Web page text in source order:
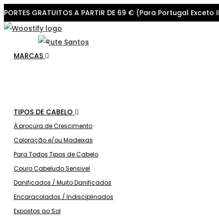
PORTES GRATUITOS A PARTIR DE 69 € (Para Portugal Exceto
Skip
navigation
Skip
content
MARCAS
TIPOS DE CABELO
À procura de Crescimento
Coloração e/ou Madeixas
Para Todos Tipos de Cabelo
Couro Cabeludo Sensivel
Danificados / Muito Danificados
Encaracolados / Indisciplinados
Expostos ao Sol